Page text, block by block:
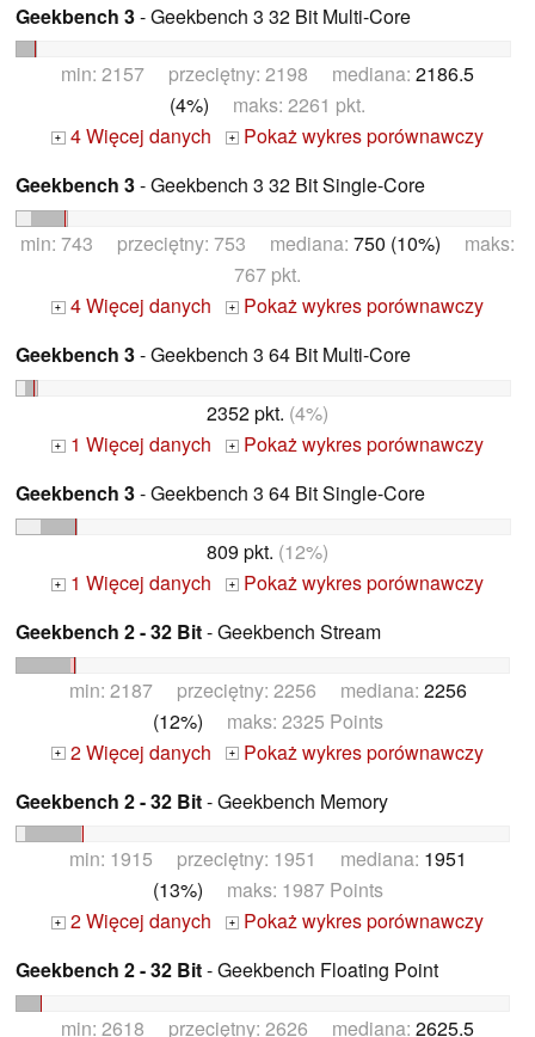
Geekbench 3- Geekbench 3 32 Bit Multi-Core
min: 2157 przeciętny: 2198 mediana: 2186.5
(4%) maks: 2261 pkt.
+ 4 Więcej danych +
Pokaż wykres porównawczy
Geekbench 3- Geekbench 3 32 Bit Single-Core
min: 743 przeciętny: 753 mediana: 750 (10%) maks:
767 pkt.
+ 4 Więcej danych +
Pokaż wykres porównawczy
Geekbench 3- Geekbench 3 64 Bit Multi-Core
2352 pkt. (4%)
+ 1 Więcej danych +
Pokaż wykres porównawczy
Geekbench 3- Geekbench 3 64 Bit Single-Core
809 pkt. (12%)
+ 1 Więcej danych +
Pokaż wykres porównawczy
Geekbench 2 - 32 Bit- Geekbench Stream
min: 2187 przeciętny: 2256 mediana: 2256
(12%) maks: 2325 Points
+ 2 Więcej danych +
Pokaż wykres porównawczy
Geekbench 2 - 32 Bit- Geekbench Memory
min: 1915 przeciętny: 1951 mediana: 1951
(13%) maks: 1987 Points
+ 2 Więcej danych +
Pokaż wykres porównawczy
Geekbench 2 - 32 Bit- Geekbench Floating Point
min: 2618 przeciętny: 2626 mediana: 2625.5